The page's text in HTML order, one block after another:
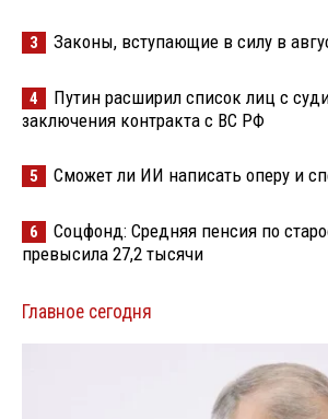
3 Законы, вступающие в силу в
4
Путин расширил список лиц с
заключения контракта с ВС РФ
5 Сможет ли ИИ написать оперу и
6
Соцфонд: Средняя пенсия по
превысила 27,2 тысячи
Главное сегодня